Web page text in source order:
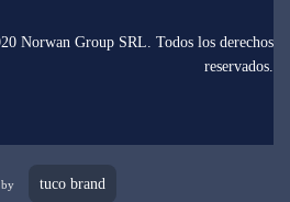
Norwan Group SRL. Todos los derechos
reservados.
by tuco brand